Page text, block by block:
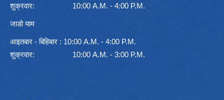
शुक्रवार: 10:00 A.M. - 4:00 P.M.
जाडो याम
आइतबार - बिहिबार : 10:00 A.M. - 4:00 P.M.
शुक्रवार: 10:00 A.M. - 3:00 P.M.